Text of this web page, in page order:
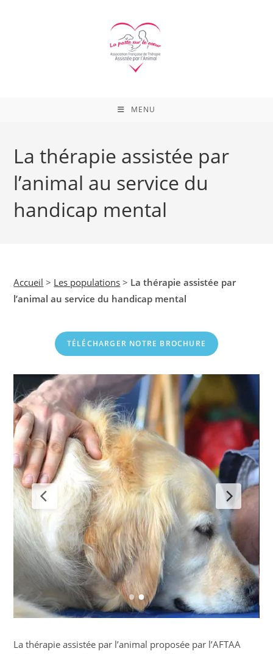
MENU
La thérapie assistée par
l’animal au service du
handicap mental
Accueil > Les populations > La thérapie assistée par
l’animal au service du handicap mental
TÉLÉCHARGER NOTRE BROCHURE
La thérapie assistée par l’animal proposée par l’AFTAA